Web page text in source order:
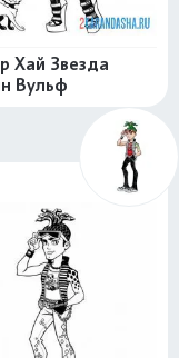
Хай Звезда
Вульф